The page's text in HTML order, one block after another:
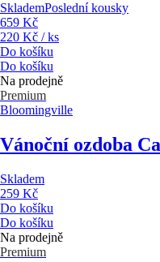
SklademPoslední kousky
659 Kč
220 Kč / ks
Do košíku
Do košíku
Na prodejně
Premium
Bloomingville
Vánoční ozdoba
Skladem
259 Kč
Do košíku
Do košíku
Na prodejně
Premium